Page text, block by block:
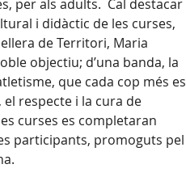
per als adults. Cal destacar
i didàctic de les curses,
de Territori, Maria
objectiu; d’una banda, la
que cada cop més es
el respecte i la cura de
curses es completaran
participants, promoguts pel